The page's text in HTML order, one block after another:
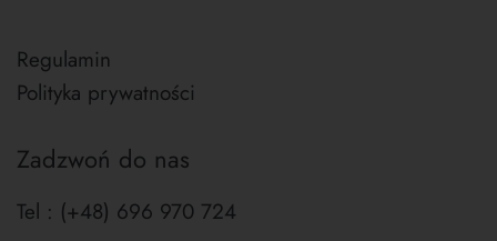
Regulamin
Polityka prywatności
Zadzwoń do nas
Tel : (+48) 696 970 724